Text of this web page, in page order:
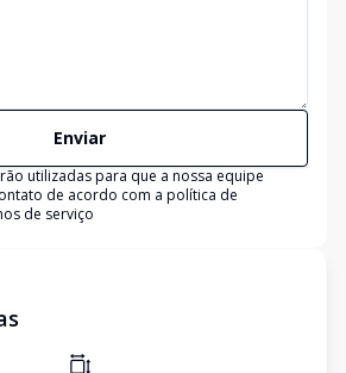
Enviar
utilizadas para que a nossa equipe
de acordo com a política de
de serviço